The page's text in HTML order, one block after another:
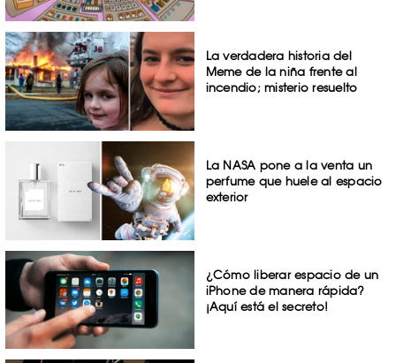
La verdadera historia del
Meme de la niña frente al
incendio; misterio resuelto
La NASA pone a la venta un
perfume que huele al espacio
exterior
¿Cómo liberar espacio de un
iPhone de manera rápida?
¡Aquí está el secreto!